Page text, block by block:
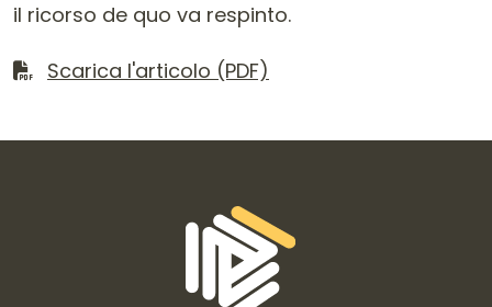
il ricorso de quo va respinto.
Scarica il file
Scarica l'articolo (PDF)
Informazioni di contatto e link